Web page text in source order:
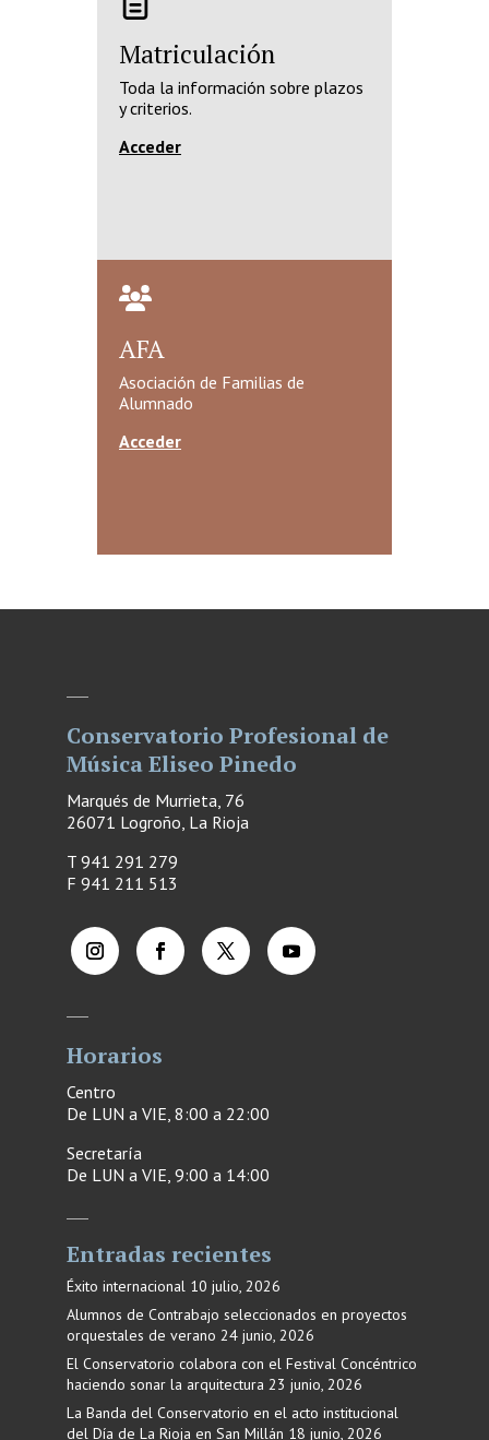
Matriculación
Toda la información sobre plazos
y criterios.
Acceder
AFA
Asociación de Familias de
Alumnado
Acceder
Conservatorio Profesional de
Música Eliseo Pinedo
Marqués de Murrieta, 76
26071 Logroño, La Rioja
T 941 291 279
F 941 211 513
Horarios
Centro
De LUN a VIE, 8:00 a 22:00
Secretaría
De LUN a VIE, 9:00 a 14:00
Entradas recientes
Éxito internacional 10 julio, 2026
Alumnos de Contrabajo seleccionados en proyectos
orquestales de verano 24 junio, 2026
El Conservatorio colabora con el Festival Concéntrico
haciendo sonar la arquitectura 23 junio, 2026
La Banda del Conservatorio en el acto institucional
del Día de La Rioja en San Millán 18 junio, 2026